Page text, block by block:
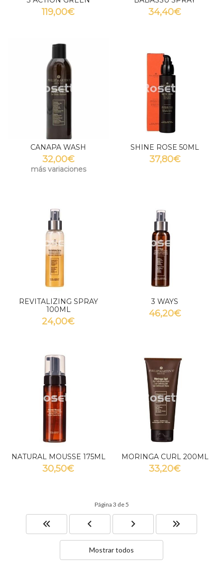
119,00€ 34,40€
CANAPA WASH
32,00€
más variaciones
SHINE ROSE 50ML
37,80€
REVITALIZING SPRAY
100ML
24,00€
3 WAYS
46,20€
NATURAL MOUSSE 175ML
30,50€
MORINGA CURL 200ML
33,20€
Página 3 de 5
Mostrar todos